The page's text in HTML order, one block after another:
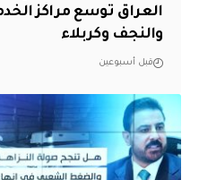
العراق توسع مراكز
والنجف وكربلاء
قبل أسبوعين